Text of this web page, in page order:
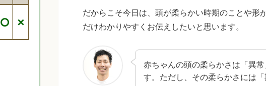
だからこそ今日は、頭が柔らかい時期のことや形
だけわかりやすくお伝えしたいと思います。
赤ちゃんの頭の柔らかさは「異
す。ただし、その柔らかさには